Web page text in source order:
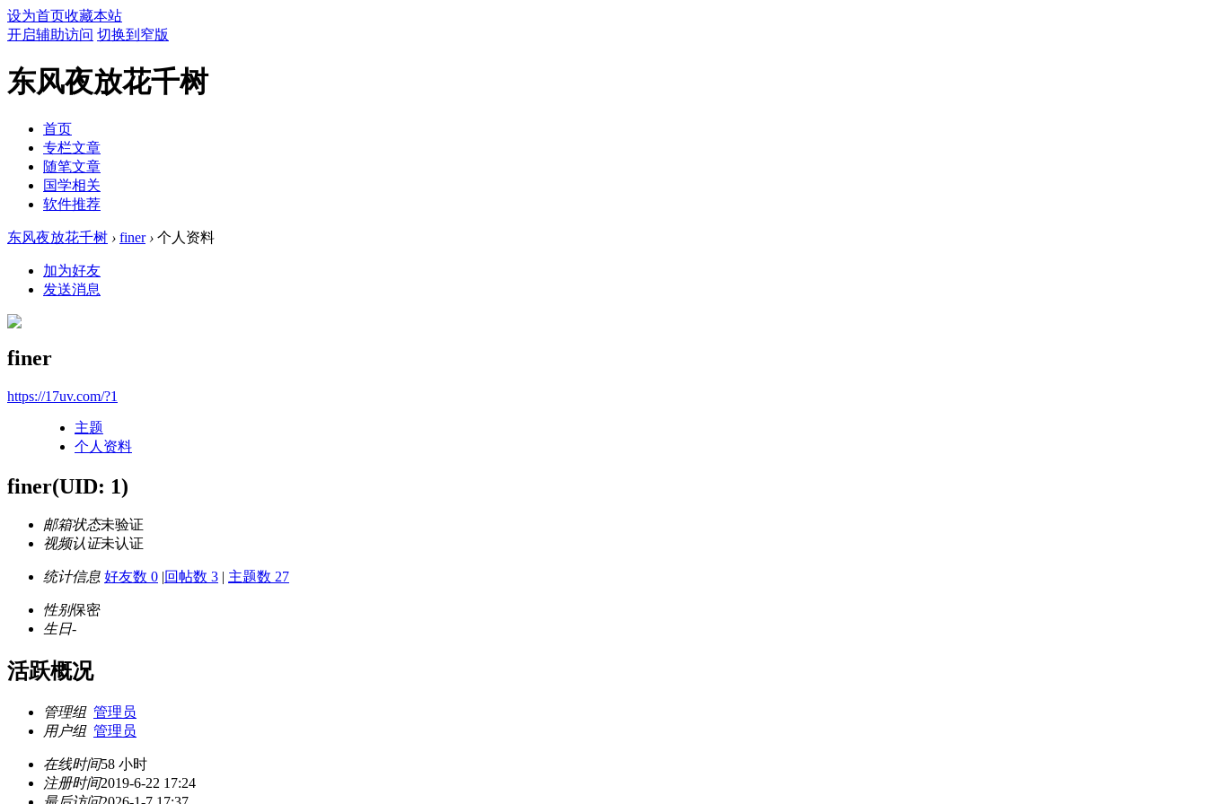
设为首页收藏本站
开启辅助访问 切换到窄版
东风夜放花千树
首页
专栏文章
随笔文章
国学相关
软件推荐
东风夜放花千树 › finer › 个人资料
加为好友
发送消息
finer
https://17uv.com/?1
主题
个人资料
finer(UID: 1)
邮箱状态未验证
视频认证未认证
统计信息 好友数 0 |回帖数 3 | 主题数 27
性别保密
生日-
活跃概况
管理组 管理员
用户组 管理员
在线时间58 小时
注册时间2019-6-22 17:24